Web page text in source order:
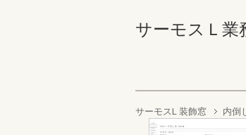
サーモスＬ業
サーモスL 装飾窓 内倒